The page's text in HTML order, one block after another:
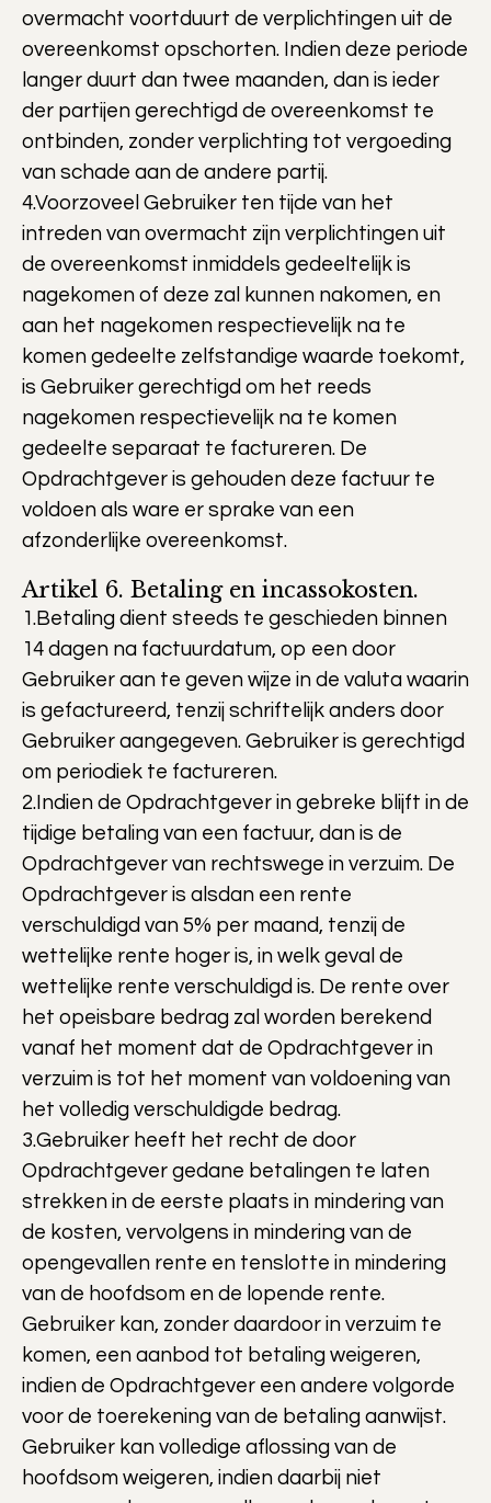
overmacht voortduurt de verplichtingen uit de
overeenkomst opschorten. Indien deze periode
langer duurt dan twee maanden, dan is ieder
der partijen gerechtigd de overeenkomst te
ontbinden, zonder verplichting tot vergoeding
van schade aan de andere partij.
4.Voorzoveel Gebruiker ten tijde van het
intreden van overmacht zijn verplichtingen uit
de overeenkomst inmiddels gedeeltelijk is
nagekomen of deze zal kunnen nakomen, en
aan het nagekomen respectievelijk na te
komen gedeelte zelfstandige waarde toekomt,
is Gebruiker gerechtigd om het reeds
nagekomen respectievelijk na te komen
gedeelte separaat te factureren. De
Opdrachtgever is gehouden deze factuur te
voldoen als ware er sprake van een
afzonderlijke overeenkomst.
Artikel 6. Betaling en incassokosten.
1.Betaling dient steeds te geschieden binnen
14 dagen na factuurdatum, op een door
Gebruiker aan te geven wijze in de valuta waarin
is gefactureerd, tenzij schriftelijk anders door
Gebruiker aangegeven. Gebruiker is gerechtigd
om periodiek te factureren.
2.Indien de Opdrachtgever in gebreke blijft in de
tijdige betaling van een factuur, dan is de
Opdrachtgever van rechtswege in verzuim. De
Opdrachtgever is alsdan een rente
verschuldigd van 5% per maand, tenzij de
wettelijke rente hoger is, in welk geval de
wettelijke rente verschuldigd is. De rente over
het opeisbare bedrag zal worden berekend
vanaf het moment dat de Opdrachtgever in
verzuim is tot het moment van voldoening van
het volledig verschuldigde bedrag.
3.Gebruiker heeft het recht de door
Opdrachtgever gedane betalingen te laten
strekken in de eerste plaats in mindering van
de kosten, vervolgens in mindering van de
opengevallen rente en tenslotte in mindering
van de hoofdsom en de lopende rente.
Gebruiker kan, zonder daardoor in verzuim te
komen, een aanbod tot betaling weigeren,
indien de Opdrachtgever een andere volgorde
voor de toerekening van de betaling aanwijst.
Gebruiker kan volledige aflossing van de
hoofdsom weigeren, indien daarbij niet